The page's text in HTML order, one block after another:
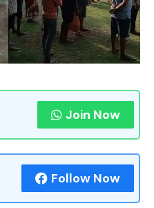
Join Now
Follow Now